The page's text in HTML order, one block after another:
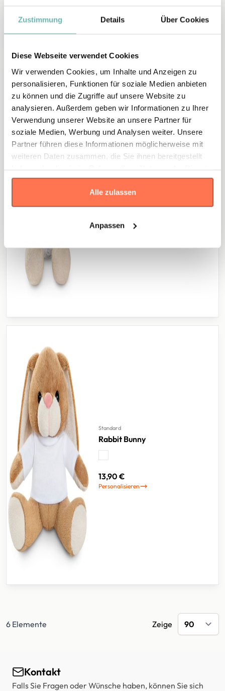
Zustimmung Details Über Cookies
Diese Webseite verwendet Cookies
Wir verwenden Cookies, um Inhalte und Anzeigen zu
personalisieren, Funktionen für soziale Medien anbieten
zu können und die Zugriffe auf unsere Website zu
analysieren. Außerdem geben wir Informationen zu Ihrer
Verwendung unserer Website an unsere Partner für
soziale Medien, Werbung und Analysen weiter. Unsere
Partner führen diese Informationen möglicherweise mit
weiteren Daten zusammen, die Sie ihnen bereitgestellt
gesammelt haben.
Alle zulassen
Anpassen
Standard
13,90 €
Standard
Rabbit Bunny
13,90 €
Personalisieren
6 Elemente Zeige
Kontakt
Falls Sie Fragen oder Wünsche haben, können Sie sich